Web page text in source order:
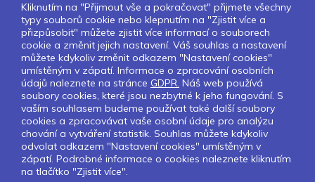
O nás Naše projekty
Pro školy
Partneři
Kontakty
GDPR
Nastavení cookies
Obchodní a licenční podmínky
Sledujte nás:
Kliknutím na "Přijmout vše a pokračovat" přijmete všechny
typy souborů cookie nebo klepnutím na "Zjistit více a
přizpůsobit" můžete zjistit více informací o souborech
cookie a změnit jejich nastavení. Váš souhlas a nastavení
můžete kdykoliv změnit odkazem "Nastavení cookies"
umístěným v zápatí. Informace o zpracování osobních
údajů naleznete na stránce GDPR. Náš web používá
soubory cookies, které jsou nezbytné k jeho fungování. S
vaším souhlasem budeme používat také další soubory
cookies a zpracovávat vaše osobní údaje pro analýzu
chování a vytváření statistik. Souhlas můžete kdykoliv
odvolat odkazem "Nastavení cookies" umístěným v
zápatí. Podrobné informace o cookies naleznete kliknutím
na tlačítko "Zjistit více".